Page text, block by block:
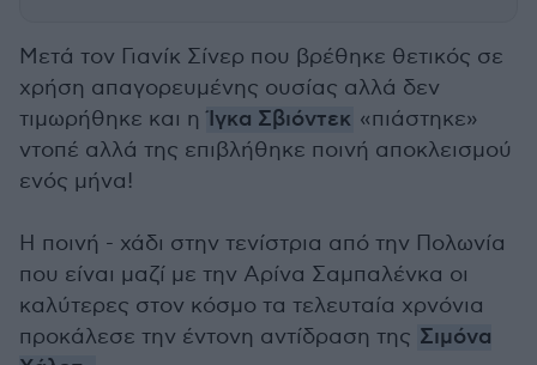
Μετά τον Γιανίκ Σίνερ που βρέθηκε θετικός σε
χρήση απαγορευμένης ουσίας αλλά δεν
τιμωρήθηκε και ηΊγκα Σβιόντεκ «πιάστηκε»
ντοπέ αλλά της επιβλήθηκε ποινή αποκλεισμού
ενός μήνα!
Η ποινή - χάδι στην τενίστρια από την Πολωνία
που είναι μαζί με την Αρίνα Σαμπαλένκα οι
καλύτερες στον κόσμο τα τελευταία χρνόνια
προκάλεσε την έντονη αντίδραση της Σιμόνα